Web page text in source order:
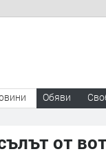
Обяви
от